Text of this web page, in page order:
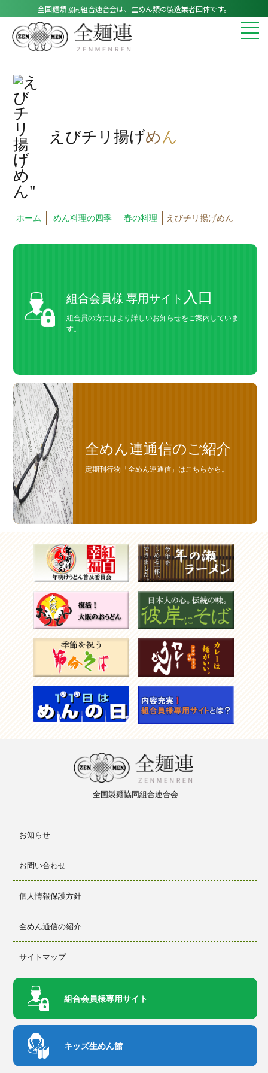
全国麺類協同組合連合会は、生めん類の製造業者団体です。
えびチリ揚げめん
ホーム めん料理の四季 春の料理 えびチリ揚げめん
組合会員様 専用サイト 入口
組合員の方にはより詳しいお知らせをご案内していま
す。
全めん連通信のご紹介
定期刊行物「全めん連通信」はこちらから。
全国製麺協同組合連合会
お知らせ
お問い合わせ
個人情報保護方針
全めん通信の紹介
サイトマップ
組合会員様専用サイト
キッズ生めん館